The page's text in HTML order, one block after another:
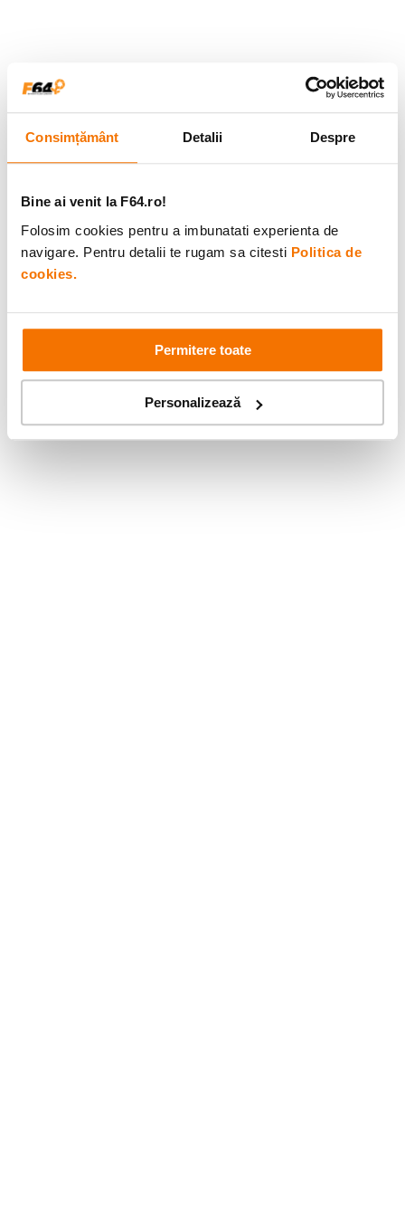
Consimțământ Detalii Despre
Bine ai venit la F64.ro!
Folosim cookies pentru a imbunatati experienta de
navigare. Pentru detalii te rugam sa citesti Politica de
cookies.
Permitere toate
Personalizează